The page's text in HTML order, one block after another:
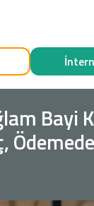
Bayi
Ödemede